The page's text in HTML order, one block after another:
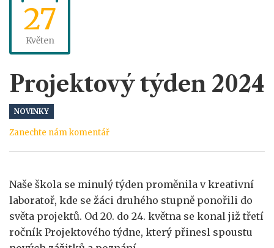
27
Květen
Projektový týden 2024
NOVINKY
Zanechte nám komentář
Naše škola se minulý týden proměnila v kreativní
laboratoř, kde se žáci druhého stupně ponořili do
světa projektů. Od 20. do 24. května se konal již třetí
ročník Projektového týdne, který přinesl spoustu